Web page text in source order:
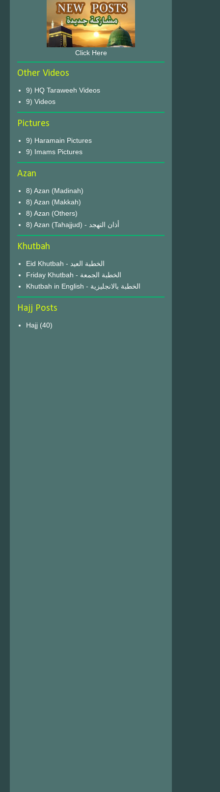
Click Here
Other Videos
9) HQ Taraweeh Videos
9) Videos
Pictures
9) Haramain Pictures
9) Imams Pictures
Azan
8) Azan (Madinah)
8) Azan (Makkah)
8) Azan (Others)
8) Azan (Tahajjud) - أذان التهجد
Khutbah
Eid Khutbah - الخطبة العيد
Friday Khutbah - الخطبة الجمعة
Khutbah in English - الخطبة بالانجليزية
Hajj Posts
Hajj (40)